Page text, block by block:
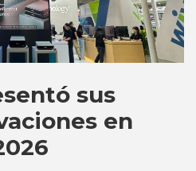
sus
en